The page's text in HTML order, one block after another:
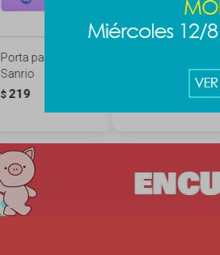
Porta pasaporte
Sanrio
$ 219
doble cierre - rosa